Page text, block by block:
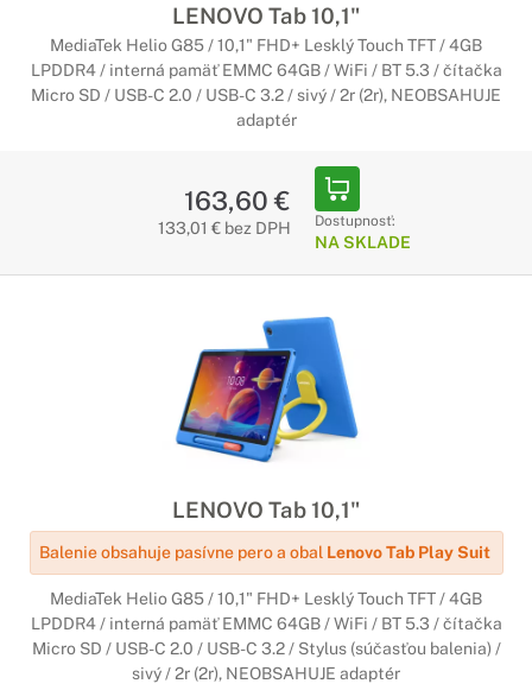
LENOVO Tab 10,1"
MediaTek Helio G85 / 10,1" FHD+ Lesklý Touch TFT / 4GB
LPDDR4 / interná pamäť EMMC 64GB / WiFi / BT 5.3 / čítačka
Micro SD / USB-C 2.0 / USB-C 3.2 / sivý / 2r (2r), NEOBSAHUJE
adaptér
163,60 €
133,01 € bez DPH Dostupnosť:
NA SKLADE
LENOVO Tab 10,1"
Balenie obsahuje pasívne pero a obal Lenovo Tab Play Suit
MediaTek Helio G85 / 10,1" FHD+ Lesklý Touch TFT / 4GB
LPDDR4 / interná pamäť EMMC 64GB / WiFi / BT 5.3 / čítačka
Micro SD / USB-C 2.0 / USB-C 3.2 / Stylus (súčasťou balenia) /
sivý / 2r (2r), NEOBSAHUJE adaptér